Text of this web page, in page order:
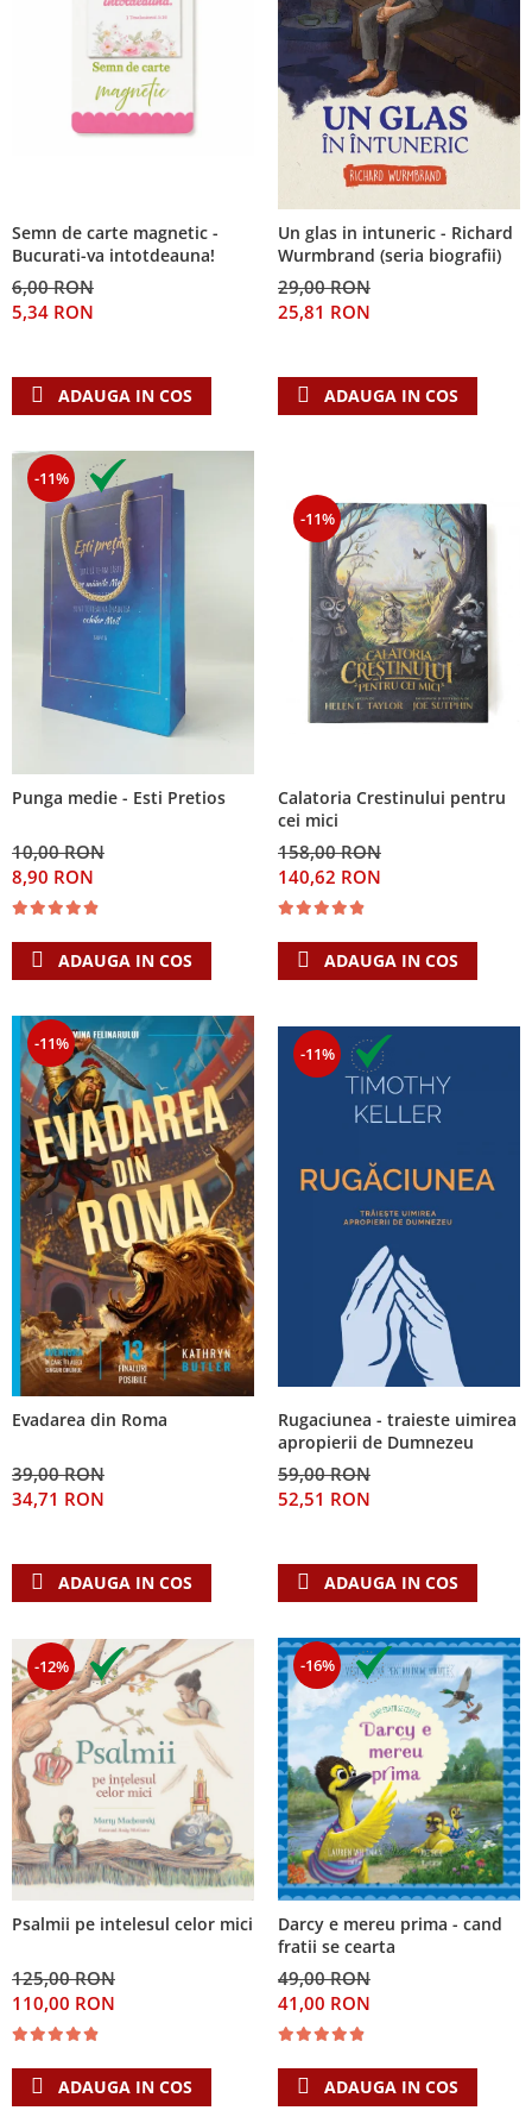
Semn de carte magnetic -
Bucurati-va intotdeauna!
6,00 RON
5,34 RON
ADAUGA IN COS
Un glas in intuneric - Richard
Wurmbrand (seria biografii)
29,00 RON
25,81 RON
ADAUGA IN COS
-11%
Punga medie - Esti Pretios
10,00 RON
8,90 RON
ADAUGA IN COS
-11%
Calatoria Crestinului pentru
cei mici
158,00 RON
140,62 RON
ADAUGA IN COS
-11%
Evadarea din Roma
39,00 RON
34,71 RON
ADAUGA IN COS
-11%
Rugaciunea - traieste uimirea
apropierii de Dumnezeu
59,00 RON
52,51 RON
ADAUGA IN COS
-12%
Psalmii pe intelesul celor mici
125,00 RON
110,00 RON
ADAUGA IN COS
-16%
Darcy e mereu prima - cand
fratii se cearta
49,00 RON
41,00 RON
ADAUGA IN COS